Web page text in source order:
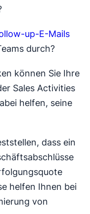
up-E-Mails
durch?
können Sie Ihre
Sales Activities
helfen, seine
dass ein
helfen Ihnen bei
von